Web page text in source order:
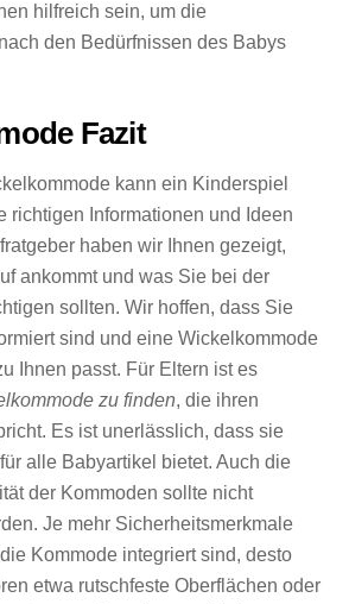
hilfreich sein, um die
den Bedürfnissen des Babys
Fazit
kann ein Kinderspiel
richtigen Informationen und Ideen
haben wir Ihnen gezeigt,
ankommt und was Sie bei der
sollten. Wir hoffen, dass Sie
sind und eine Wickelkommode
Ihnen passt. Für Eltern ist es
zu finden, die ihren
Es ist unerlässlich, dass sie
alle Babyartikel bietet. Auch die
der Kommoden sollte nicht
Je mehr Sicherheitsmerkmale
Kommode integriert sind, desto
etwa rutschfeste Oberflächen oder